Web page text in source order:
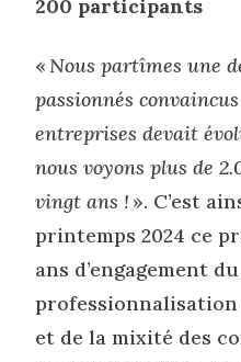
200 participants
« Nous partîmes une
passionnés
entreprises devait
nous voyons plus de
vingt ans ! ». C’est
printemps 2024 ce
ans d’engagement
et de la mixité des